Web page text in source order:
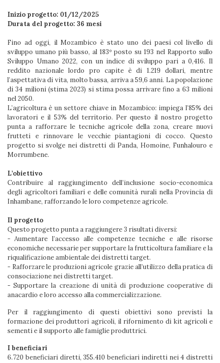
Inizio progetto: 01/12/2025
Durata del progetto: 36 mesi
Fino ad oggi, il Mozambico è stato uno dei paesi col livello di
sviluppo umano più basso, al 183º posto su 193 nel Rapporto sullo
Sviluppo Umano 2022, con un indice di sviluppo pari a 0,416. Il
reddito nazionale lordo pro capite è di 1.219 dollari, mentre
l’aspettativa di vita, molto bassa, arriva a 59,6 anni. La popolazione
di 34 milioni (stima 2023) si stima possa arrivare fino a 63 milioni
nel 2050.
L’agricoltura è un settore chiave in Mozambico: impiega l’85% dei
lavoratori e il 53% del territorio. Per questo il nostro progetto
punta a rafforzare le tecniche agricole della zona, creare nuovi
frutteti e rinnovare le vecchie piantagioni di cocco. Questo
progetto si svolge nei distretti di Panda, Homoine, Funhalouro e
Morrumbene.
L’obiettivo
Contribuire al raggiungimento dell’inclusione socio-economica
degli agricoltori familiari e delle comunità rurali nella Provincia di
Inhambane, rafforzando le loro competenze agricole.
Il progetto
Questo progetto punta a raggiungere 3 risultati diversi:
- Aumentare l’accesso alle competenze tecniche e alle risorse
economiche necessarie per supportare la frutticoltura familiare e la
riqualificazione ambientale dei distretti target.
- Rafforzare le produzioni agricole grazie all’utilizzo della pratica di
consociazione nei distretti target.
- Supportare la creazione di unità di produzione cooperative di
anacardio e loro accesso alla commercializzazione.
Per il raggiungimento di questi obiettivi sono previsti la
formazione dei produttori agricoli, il rifornimento di kit agricoli e
sementi e il supporto alle famiglie produttrici.
I beneficiari
6.720 beneficiari diretti, 355.410 beneficiari indiretti nei 4 distretti